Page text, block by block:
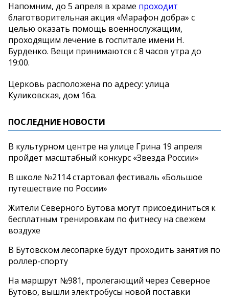
Напомним, до 5 апреля в храме проходит
благотворительная акция «Марафон добра» с
целью оказать помощь военнослужащим,
проходящим лечение в госпитале имени Н.
Бурденко. Вещи принимаются с 8 часов утра до
19:00.
Церковь расположена по адресу: улица
Куликовская, дом 16а.
ПОСЛЕДНИЕ НОВОСТИ
В культурном центре на улице Грина 19 апреля
пройдет масштабный конкурс «Звезда России»
В школе №2114 стартовал фестиваль «Большое
путешествие по России»
Жители Северного Бутова могут присоединиться к
бесплатным тренировкам по фитнесу на свежем
воздухе
В Бутовском лесопарке будут проходить занятия по
роллер-спорту
На маршрут №981, пролегающий через Северное
Бутово, вышли электробусы новой поставки